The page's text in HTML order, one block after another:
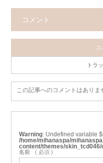
コメント
コ
トラ
この記事へのコメントはありま
Warning : Undefined variable
/home/mihanaspa/
content/themes/
名前 ( 必須 )